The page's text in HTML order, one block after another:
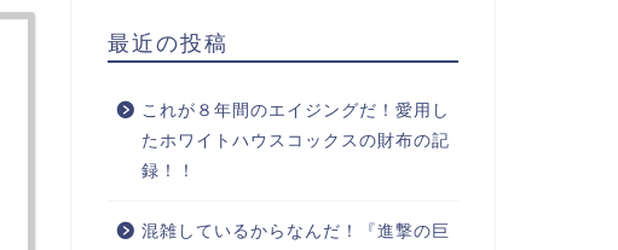
最近の投稿
これが８年間のエイジングだ！愛用し
たホワイトハウスコックスの財布の記
録！！
混雑しているからなんだ！『進撃の巨